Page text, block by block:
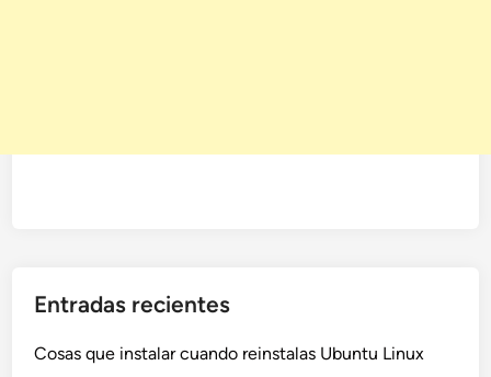
Entradas recientes
Cosas que instalar cuando reinstalas Ubuntu Linux